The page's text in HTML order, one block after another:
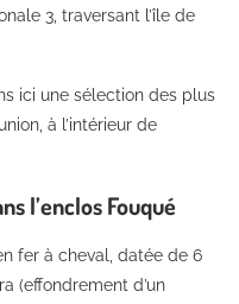
3, traversant l’île de
ici une sélection des plus
à l’intérieur de
l’enclos Fouqué
fer à cheval, datée de 6
(effondrement d’un